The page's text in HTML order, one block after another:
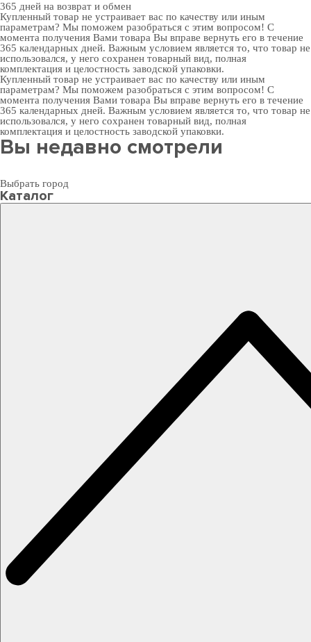
365 дней на возврат и обмен
Купленный товар не устраивает вас по качеству или иным
параметрам? Мы поможем разобраться с этим вопросом! С
момента получения Вами товара Вы вправе вернуть его в течение
365 календарных дней. Важным условием является то, что товар не
использовался, у него сохранен товарный вид, полная
комплектация и целостность заводской упаковки.
Купленный товар не устраивает вас по качеству или иным
параметрам? Мы поможем разобраться с этим вопросом! С
момента получения Вами товара Вы вправе вернуть его в течение
365 календарных дней. Важным условием является то, что товар не
использовался, у него сохранен товарный вид, полная
комплектация и целостность заводской упаковки.
Вы недавно смотрели
Выбрать город
Каталог